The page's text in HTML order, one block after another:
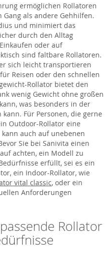
ermöglichen Rollatoren
als andere Gehhilfen.
und minimiert das
durch den Alltag
oder auf
sind faltbare Rollatoren.
sich leicht transportieren
Reisen oder den schnellen
Rollator bietet den
wenig Gewicht ohne großen
was besonders in der
Für Personen, die gerne
Outdoor-Rollator eine
auch auf unebenen
Sie bei Sanivita einen
achten, ein Modell zu
erfüllt, sei es ein
ein Indoor-Rollator, wie
vital classic, oder ein
Anforderungen
Rollator